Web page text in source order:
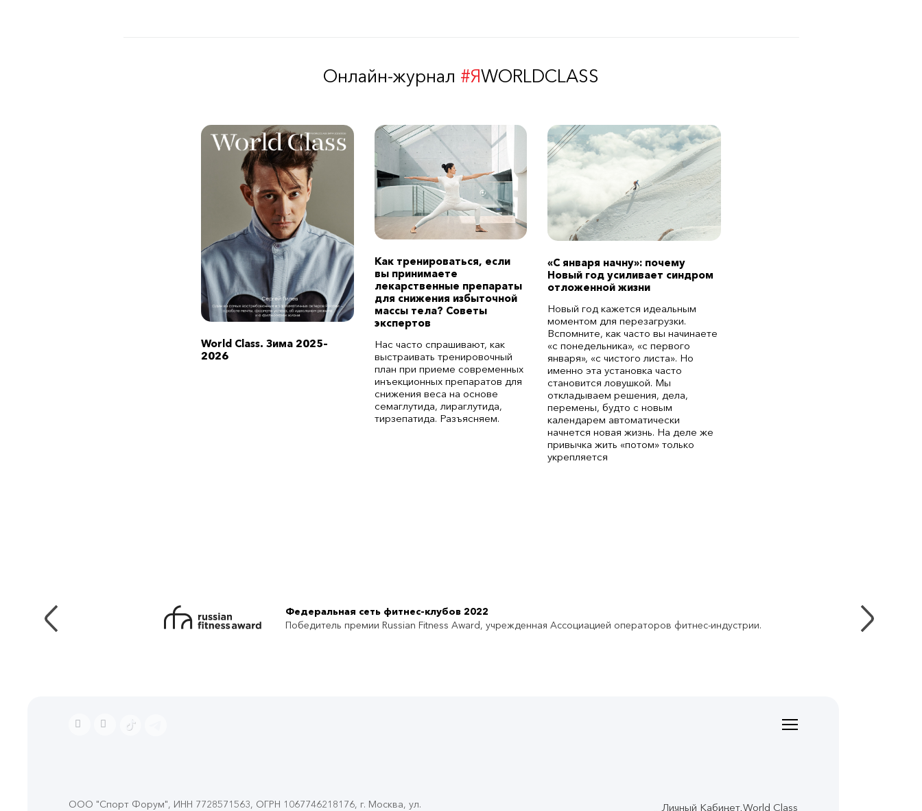
Онлайн-журнал #ЯWORLDCLASS
World Class. Зима 2025–
2026
Как тренироваться, если
вы принимаете
лекарственные препараты
для снижения избыточной
массы тела? Советы
экспертов
Нас часто спрашивают, как
выстраивать тренировочный
план при приеме современных
инъекционных препаратов для
снижения веса на основе
семаглутида, лираглутида,
тирзепатида. Разъясняем.
«С января начну»: почему
Новый год усиливает синдром
отложенной жизни
Новый год кажется идеальным
моментом для перезагрузки.
Вспомните, как часто вы начинаете
«с понедельника», «с первого
января», «с чистого листа». Но
именно эта установка часто
становится ловушкой. Мы
откладываем решения, дела,
перемены, будто с новым
календарем автоматически
начнется новая жизнь. На деле же
привычка жить «потом» только
укрепляется
Федеральная сеть фитнес-клубов 2022
Победитель премии Russian Fitness Award, учрежденная Ассоциацией операторов фитнес-индустрии.
Личный Кабинет World Class
ООО "Спорт Форум", ИНН 7728571563, ОГРН 1067746218176, г. Москва, ул.